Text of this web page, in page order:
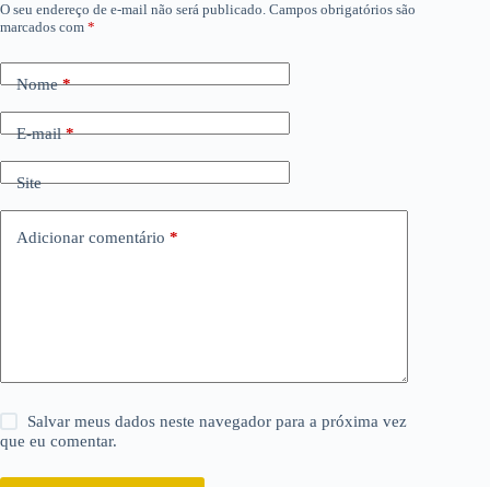
O seu endereço de e-mail não será publicado. Campos obrigatórios são
marcados com *
Nome*
E-mail*
Site
Adicionar comentário *
Salvar meus dados neste navegador para a próxima vez
que eu comentar.